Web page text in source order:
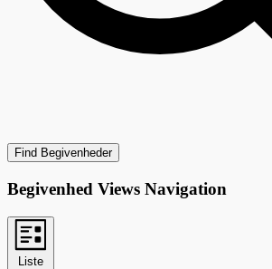
Find Begivenheder
Begivenhed Views Navigation
Liste